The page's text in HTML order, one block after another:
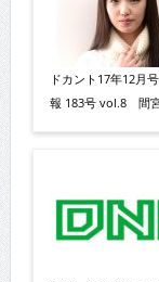
ドカント17年12月
報 183号 vol.8 間